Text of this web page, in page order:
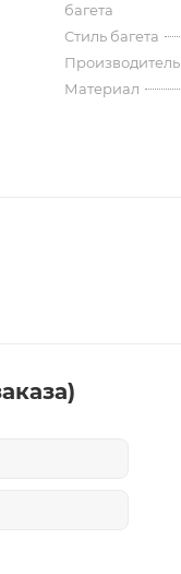
багета
Стиль багета
Производитель
Материал